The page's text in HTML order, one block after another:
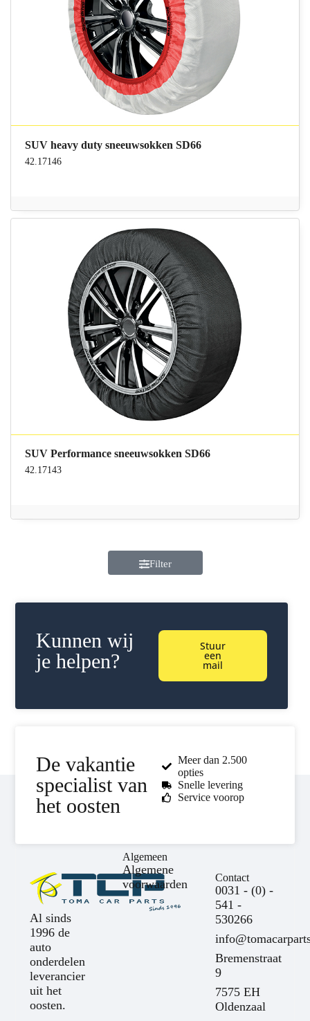
SUV heavy duty sneeuwsokken SD66
42.17146
SUV Performance sneeuwsokken SD66
42.17143
Filter
Kunnen wij
je helpen?
Stuur
een
mail
De vakantie
specialist van
het oosten
Meer dan 2.500
opties
Snelle levering
Service voorop
Al sinds
1996 de
auto
onderdelen
leverancier
uit het
oosten.
Algemeen
Algemene
voorwaarden
Contact
0031 - (0) -
541 -
530266
Bremenstraat
9
7575 EH
Oldenzaal